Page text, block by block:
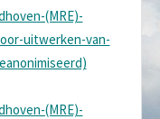
(MRE)-
uitwerken-van-
(MRE)-